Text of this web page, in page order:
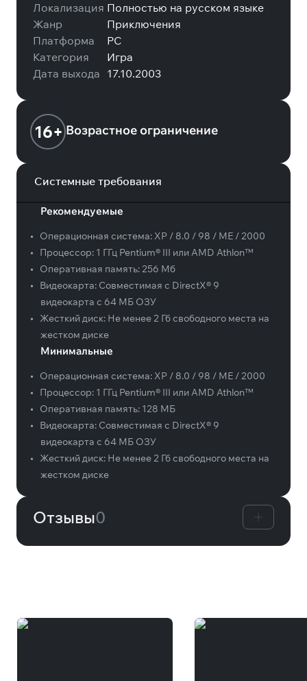
Локализация Полностью на русском языке
Жанр
Приключения
Платформа
PC
Категория
Игра
Дата выхода 17.10.2003
16+ Возрастное ограничение
Системные требования
Рекомендуемые
• Операционная система: XP / 8.0 / 98 / ME / 2000
•
Процессор: 1 ГГц Pentium® III или AMD Athlon™
•
Оперативная память:256 Мб
•
Видеокарта: Совместимая с DirectX® 9
видеокарта с 64 МБ ОЗУ
•
Жесткий диск: Не менее 2 Гб свободного места на
жестком диске
Минимальные
• Операционная система: XP / 8.0 / 98 / ME / 2000
•
Процессор: 1 ГГц Pentium® III или AMD Athlon™
•
Оперативная память: 128 MБ
•
Видеокарта: Совместимая с DirectX® 9
видеокарта с 64 МБ ОЗУ
•
Жесткий диск: Не менее 2 Гб свободного места на
жестком диске
Отзывы0